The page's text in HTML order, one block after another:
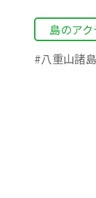
島のア
八重山諸島